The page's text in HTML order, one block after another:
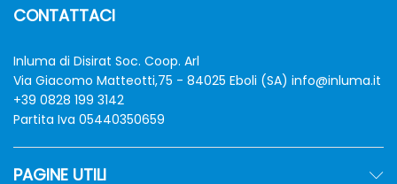
CONTATTACI
Inluma di Disirat Soc. Coop. Arl
Via Giacomo Matteotti,75 - 84025 Eboli (SA) info@inluma.it
+39 0828 199 3142
Partita Iva 05440350659
PAGINE UTILI